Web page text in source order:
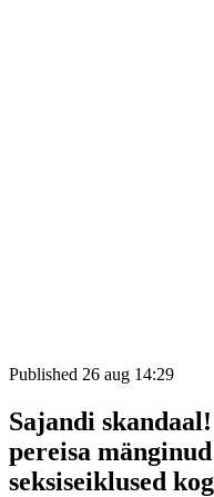
Published 26 aug 14:29
Sajandi
pereisa
seksiseiklused